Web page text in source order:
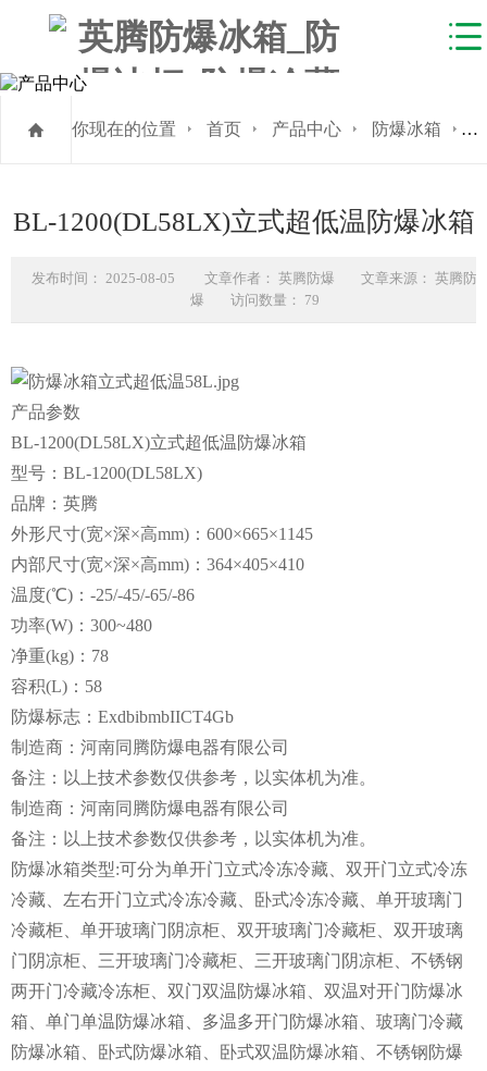
你现在的位置 首页 产品中心 防爆冰箱
BL-1200(DL58LX)立式超低温防爆冰箱
发布时间： 2025-08-05 文章作者： 英腾防爆 文章来源： 英腾防
爆 访问数量： 79
产品参数
BL-1200(DL58LX)立式超低温防爆冰箱
型号：BL-1200(DL58LX)
品牌：英腾
外形尺寸(宽×深×高mm)：600×665×1145
内部尺寸(宽×深×高mm)：364×405×410
温度(℃)：-25/-45/-65/-86
功率(W)：300~480
净重(kg)：78
容积(L)：58
防爆标志：ExdbibmbIICT4Gb
制造商：河南同腾防爆电器有限公司
备注：以上技术参数仅供参考，以实体机为准。
制造商：河南同腾防爆电器有限公司
备注：以上技术参数仅供参考，以实体机为准。
防爆冰箱类型:可分为单开门立式冷冻冷藏、双开门立式冷冻
冷藏、左右开门立式冷冻冷藏、卧式冷冻冷藏、单开玻璃门
冷藏柜、单开玻璃门阴凉柜、双开玻璃门冷藏柜、双开玻璃
门阴凉柜、三开玻璃门冷藏柜、三开玻璃门阴凉柜、不锈钢
两开门冷藏冷冻柜、双门双温防爆冰箱、双温对开门防爆冰
箱、 单门单温防爆冰箱 、多温多开门防爆冰箱 、玻璃门冷藏
防爆冰箱、卧式防爆冰箱、卧式双温防爆冰箱、 不锈钢防爆